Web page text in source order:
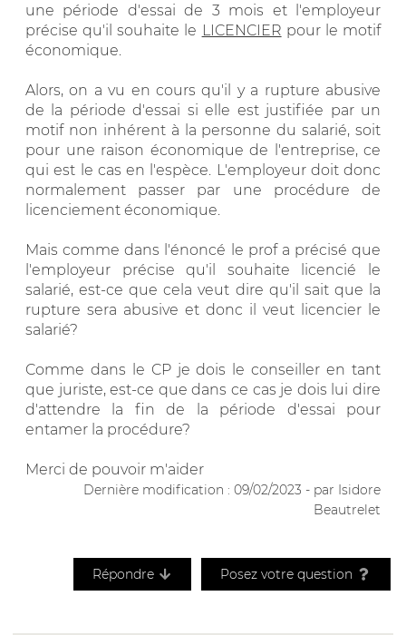
une période d'essai de 3 mois et l'employeur
précise qu'il souhaite le LICENCIER pour le motif
économique.
Alors, on a vu en cours qu'il y a rupture abusive
de la période d'essai si elle est justifiée par un
motif non inhérent à la personne du salarié, soit
pour une raison économique de l'entreprise, ce
qui est le cas en l'espèce. L'employeur doit donc
normalement passer par une procédure de
licenciement économique.
Mais comme dans l'énoncé le prof a précisé que
l'employeur précise qu'il souhaite licencié le
salarié, est-ce que cela veut dire qu'il sait que la
rupture sera abusive et donc il veut licencier le
salarié?
Comme dans le CP je dois le conseiller en tant
que juriste, est-ce que dans ce cas je dois lui dire
d'attendre la fin de la période d'essai pour
entamer la procédure?
Merci de pouvoir m'aider
Dernière modification : 09/02/2023 - par Isidore
Beautrelet
Répondre Posez votre question